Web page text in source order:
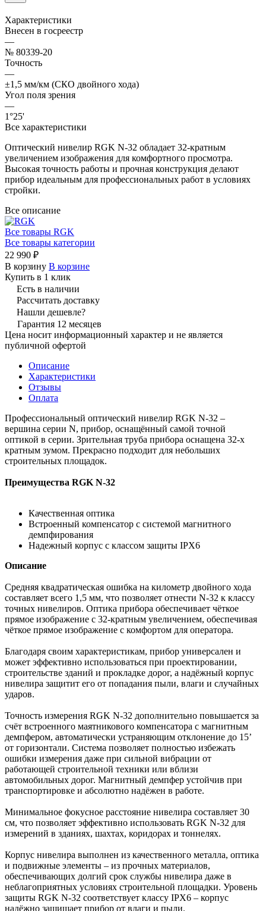
Характеристики
Внесен в госреестр
—
№ 80339-20
Точность
—
±1,5 мм/км (СКО двойного хода)
Угол поля зрения
—
1°25'
Все характеристики
Оптический нивелир RGK N-32 обладает 32-кратным
увеличением изображения для комфортного просмотра.
Высокая точность работы и прочная конструкция делают
прибор идеальным для профессиональных работ в условиях
стройки.
Все описание
Все товары RGK
Все товары категории
22 990 ₽
В корзину В корзине
Купить в 1 клик
Есть в наличии
Рассчитать доставку
Нашли дешевле?
Гарантия 12 месяцев
Цена носит информационный характер и не является
публичной офертой
Описание
Характеристики
Отзывы
Оплата
Профессиональный оптический нивелир RGK N-32 –
вершина серии N, прибор, оснащённый самой точной
оптикой в серии. Зрительная труба прибора оснащена 32-х
кратным зумом. Прекрасно подходит для небольших
строительных площадок.
Преимущества RGK N-32
Качественная оптика
Встроенный компенсатор с системой магнитного
демпфирования
Надежный корпус с классом защиты IPX6
Описание
Средняя квадратическая ошибка на километр двойного хода
составляет всего 1,5 мм, что позволяет отнести N-32 к классу
точных нивелиров. Оптика прибора обеспечивает чёткое
прямое изображение с 32-кратным увеличением, обеспечивая
чёткое прямое изображение с комфортом для оператора.
Благодаря своим характеристикам, прибор универсален и
может эффективно использоваться при проектировании,
строительстве зданий и прокладке дорог, а надёжный корпус
нивелира защитит его от попадания пыли, влаги и случайных
ударов.
Точность измерения RGK N-32 дополнительно повышается за
счёт встроенного маятникового компенсатора с магнитным
демпфером, автоматически устраняющим отклонение до 15’
от горизонтали. Система позволяет полностью избежать
ошибки измерения даже при сильной вибрации от
работающей строительной техники или вблизи
автомобильных дорог. Магнитный демпфер устойчив при
транспортировке и абсолютно надёжен в работе.
Минимальное фокусное расстояние нивелира составляет 30
см, что позволяет эффективно использовать RGK N-32 для
измерений в зданиях, шахтах, коридорах и тоннелях.
Корпус нивелира выполнен из качественного металла, оптика
и подвижные элементы – из прочных материалов,
обеспечивающих долгий срок службы нивелира даже в
неблагоприятных условиях строительной площадки. Уровень
защиты RGK N-32 соответствует классу IPX6 – корпус
надёжно защищает прибор от влаги и пыли.